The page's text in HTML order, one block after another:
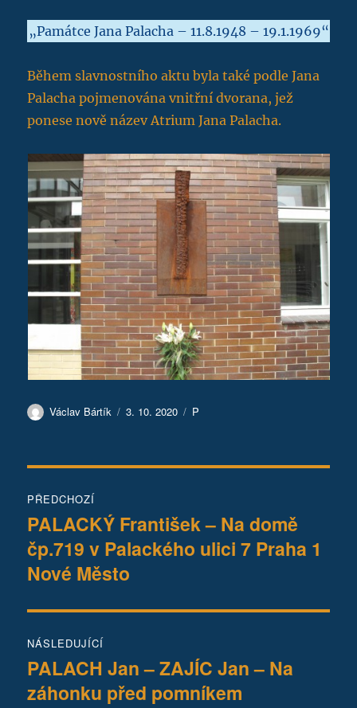
„Památce Jana Palacha – 11.8.1948 – 19.1.1969“
Během slavnostního aktu byla také podle Jana
Palacha pojmenována vnitřní dvorana, jež
ponese nově název Atrium Jana Palacha.
Autor:
Václav Bártík Publikováno:
3. 10. 2020 Rubriky:
P
pro
příspěvek
PŘEDCHOZÍ
Předchozí
příspěvek:
PALACKÝ František – Na domě
čp.719 v Palackého ulici 7 Praha 1
Nové Město
NÁSLEDUJÍCÍ
Následující
příspěvek:
PALACH Jan – ZAJÍC Jan – Na
záhonku před pomníkem